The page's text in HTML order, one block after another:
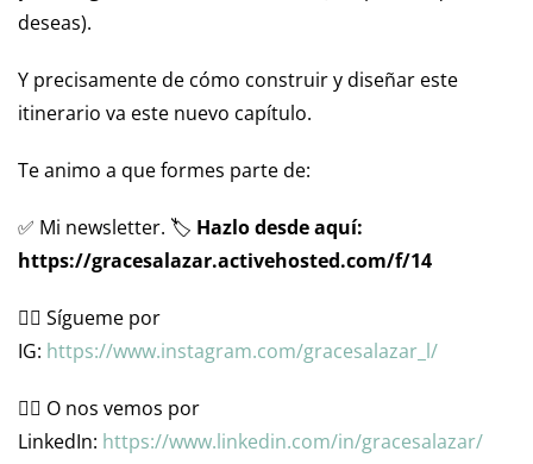
deseas).
Y precisamente de cómo construir y diseñar este
itinerario va este nuevo capítulo.
Te animo a que formes parte de:
✅ Mi newsletter. 🏷 Hazlo desde aquí:
https://gracesalazar.activehosted.com/f/14
👉🏼 Sígueme por
IG: ⁠⁠https://www.instagram.com/gracesalazar_l/⁠⁠
👉🏼 O nos vemos por
LinkedIn: ⁠⁠https://www.linkedin.com/in/gracesalazar/⁠⁠